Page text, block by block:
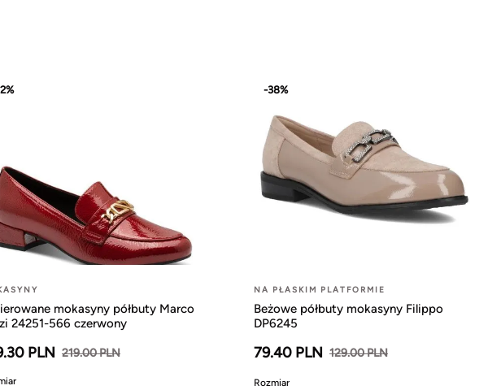
mokasyny półbuty Marco
24251-566 czerwony
PLN 219.00 PLN
-38%
NA PŁASKIM PLATFORMIE
Beżowe półbuty mokasyny Filippo
DP6245
79.40 PLN 129.00 PLN
Rozmiar